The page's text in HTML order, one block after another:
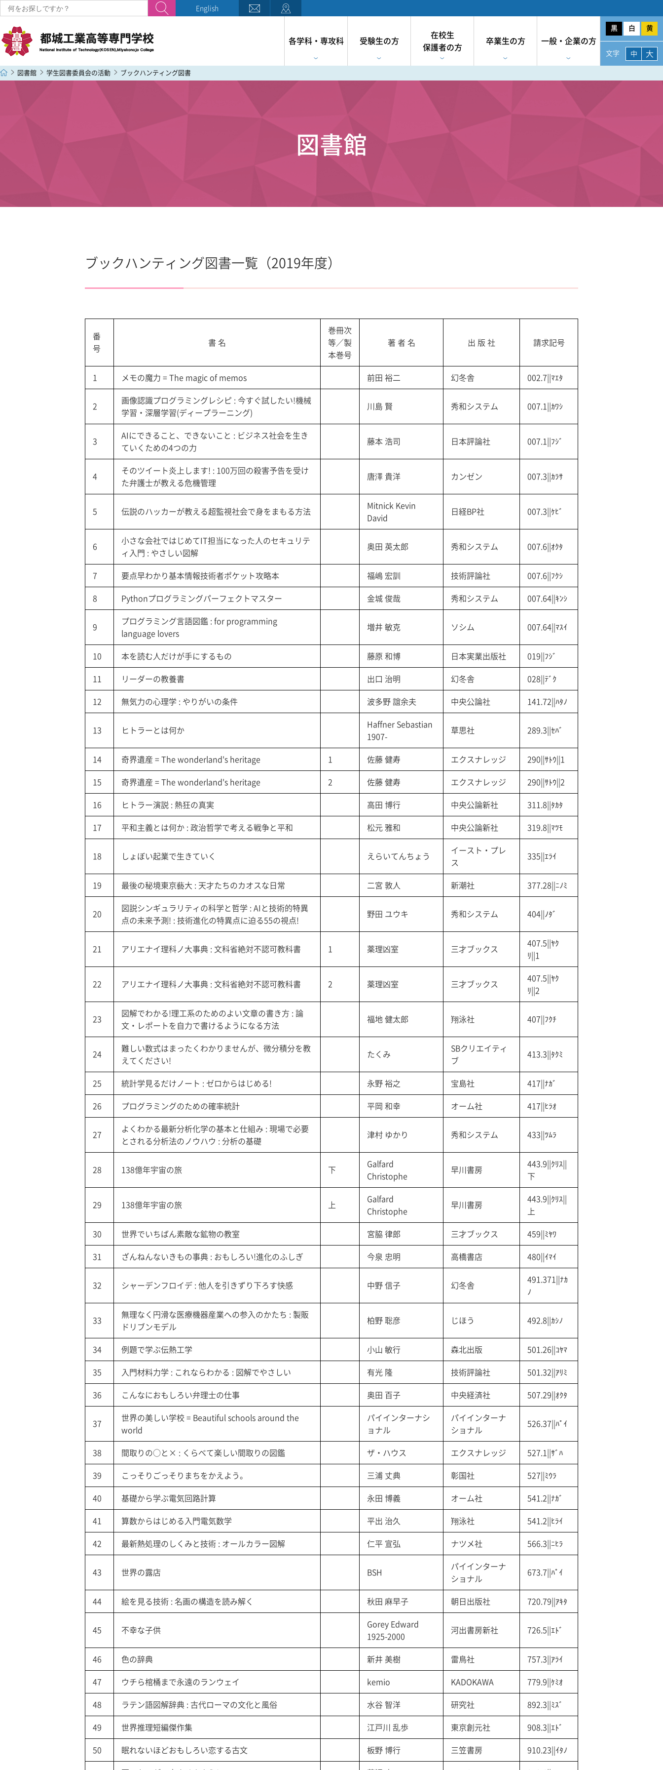
English
各学科・専攻科 受験生の方
在校生
保護者の方
卒業生の方 一般・企業の方
黒 白 黄
文字 中 大
図書館 学生図書委員会の活動 ブックハンティング図書
図書館
ブックハンティング図書一覧（2019年度）
番
号
書 名
巻冊次
等／製
本巻号
著 者 名 出 版 社 請求記号
1 メモの魔力 = The magic of memos 前田 裕二 幻冬舎 002.7||ﾏｴﾀ
2
画像認識プログラミングレシピ : 今すぐ試したい!機械
学習・深層学習(ディープラーニング)
川島 賢 秀和システム 007.1||ｶﾜｼ
3
AIにできること、できないこと : ビジネス社会を生き
ていくための4つの力
藤本 浩司 日本評論社 007.1||ﾌｼﾞ
4
そのツイート炎上します! : 100万回の殺害予告を受け
た弁護士が教える危機管理
唐澤 貴洋 カンゼン 007.3||ｶﾗｻ
5 伝説のハッカーが教える超監視社会で身をまもる方法
Mitnick Kevin
David
日経BP社 007.3||ｹﾋﾞ
6
小さな会社ではじめてIT担当になった人のセキュリテ
ィ入門 : やさしい図解
奥田 英太郎 秀和システム 007.6||ｵｸﾀ
7 要点早わかり基本情報技術者ポケット攻略本 福嶋 宏訓 技術評論社
007.6||ﾌｸｼ
8
Pythonプログラミングパーフェクトマスター 金城 俊哉 秀和システム 007.64||ｷﾝｼ
9
プログラミング言語図鑑 : for programming
language lovers
増井 敏克 ソシム 007.64||ﾏｽｲ
10 本を読む人だけが手にするもの 藤原 和博 日本実業出版社
019||ﾌｼﾞ
11
リーダーの教養書 出口 治明 幻冬舎
028||ﾃﾞｸ
12
無気力の心理学 : やりがいの条件 波多野 誼余夫 中央公論社 141.72||ﾊﾀﾉ
13 ヒトラーとは何か
Haffner Sebastian
1907-
草思社 289.3||ｾﾊﾞ
14 奇界遺産 = The wonderland's heritage 1 佐藤 健寿 エクスナレッジ
290||ｻﾄｳ||1
15
奇界遺産 = The wonderland's heritage 2 佐藤 健寿 エクスナレッジ
290||ｻﾄｳ||2
16
ヒトラー演説 : 熱狂の真実 高田 博行 中央公論新社
311.8||ﾀｶﾀ
17
平和主義とは何か : 政治哲学で考える戦争と平和 松元 雅和 中央公論新社 319.8||ﾏﾂﾓ
18 しょぼい起業で生きていく えらいてんちょう
イースト・プレ
ス
335||ｴﾗｲ
19 最後の秘境東京藝大 : 天才たちのカオスな日常 二宮 敦人 新潮社 377.28||ﾆﾉﾐ
20
図説シンギュラリティの科学と哲学 : AIと技術的特異
点の未来予測! : 技術進化の特異点に迫る55の視点!
野田 ユウキ 秀和システム 404||ﾉﾀﾞ
21 アリエナイ理科ノ大事典 : 文科省絶対不認可教科書 1 薬理凶室 三才ブックス
407.5||ﾔｸ
ﾘ||1
22 アリエナイ理科ノ大事典 : 文科省絶対不認可教科書 2 薬理凶室 三才ブックス
407.5||ﾔｸ
ﾘ||2
23
図解でわかる!理工系のためのよい文章の書き方 : 論
文・レポートを自力で書けるようになる方法
福地 健太郎 翔泳社 407||ﾌｸﾁ
24
難しい数式はまったくわかりませんが、微分積分を教
えてください!
たくみ
SBクリエイティ
ブ
413.3||ﾀｸﾐ
25 統計学見るだけノート : ゼロからはじめる! 永野 裕之 宝島社
417||ﾅｶﾞ
26
プログラミングのための確率統計 平岡 和幸 オーム社 417||ﾋﾗｵ
27
よくわかる最新分析化学の基本と仕組み : 現場で必要
とされる分析法のノウハウ : 分析の基礎
津村 ゆかり 秀和システム 433||ﾂﾑﾗ
28 138億年宇宙の旅 下
Galfard
Christophe
早川書房
443.9||ｸﾘｽ||
下
29 138億年宇宙の旅 上
Galfard
Christophe
早川書房
443.9||ｸﾘｽ||
上
30
世界でいちばん素敵な鉱物の教室 宮脇 律郎 三才ブックス
459||ﾐﾔﾜ
31
ざんねんないきもの事典 : おもしろい!進化のふしぎ 今泉 忠明 高橋書店 480||ｲﾏｲ
32 シャーデンフロイデ : 他人を引きずり下ろす快感 中野 信子 幻冬舎
491.371||ﾅｶ
ﾉ
33
無理なく円滑な医療機器産業への参入のかたち : 製販
ドリブンモデル
柏野 聡彦 じほう 492.8||ｶｼﾉ
34 例題で学ぶ伝熱工学 小山 敏行 森北出版
501.26||ｺﾔﾏ
35
入門材料力学 : これならわかる : 図解でやさしい 有光 隆 技術評論社
501.32||ｱﾘﾐ
36
こんなにおもしろい弁理士の仕事 奥田 百子 中央経済社 507.29||ｵｸﾀ
37
世界の美しい学校 = Beautiful schools around the
world
パイインターナシ
ョナル
パイインターナ
ショナル
526.37||ﾊﾟｲ
38 間取りの○と× : くらべて楽しい間取りの図鑑 ザ・ハウス エクスナレッジ
527.1||ｻﾞﾊ
39
こっそりごっそりまちをかえよう。 三浦 丈典 彰国社
527||ﾐｳﾗ
40
基礎から学ぶ電気回路計算 永田 博義 オーム社
541.2||ﾅｶﾞ
41
算数からはじめる入門電気数学 平出 治久 翔泳社
541.2||ﾋﾗｲ
42
最新熱処理のしくみと技術 : オールカラー図解 仁平 宣弘 ナツメ社 566.3||ﾆﾋﾗ
43 世界の露店 BSH
パイインターナ
ショナル
673.7||ﾊﾟｲ
44 絵を見る技術 : 名画の構造を読み解く 秋田 麻早子 朝日出版社 720.79||ｱｷﾀ
45 不幸な子供
Gorey Edward
1925-2000
河出書房新社 726.5||ｴﾄﾞ
46 色の辞典 新井 美樹 雷鳥社
757.3||ｱﾗｲ
47
ウチら棺桶まで永遠のランウェイ kemio KADOKAWA
779.9||ｹﾐｵ
48
ラテン語図解辞典 : 古代ローマの文化と風俗 水谷 智洋 研究社
892.3||ﾐｽﾞ
49
世界推理短編傑作集 江戸川 乱歩 東京創元社
908.3||ｴﾄﾞ
50
眠れないほどおもしろい恋する古文 板野 博行 三笠書房
910.23||ｲﾀﾉ